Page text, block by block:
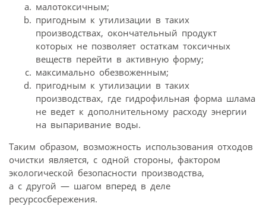
малотоксичным;
пригодным к утилизации в таких
производствах, окончательный продукт
которых не позволяет остаткам токсичных
веществ перейти в активную форму;
максимально обезвоженным;
пригодным к утилизации в таких
производствах, где гидрофильная форма шлама
не ведет к дополнительному расходу энергии
на выпаривание воды.
Таким образом, возможность использования отходов
очистки является, с одной стороны, фактором
экологической безопасности производства,
а с другой — шагом вперед в деле
ресурсосбережения.